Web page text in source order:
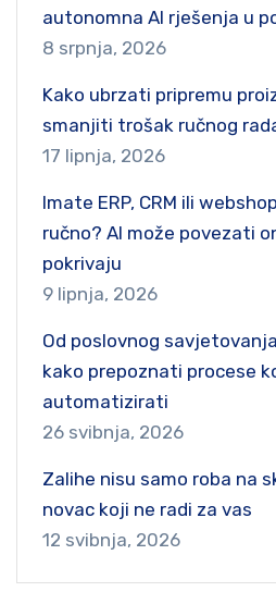
autonomna AI rješenja u
8 srpnja, 2026
Kako ubrzati pripremu
smanjiti trošak ručnog
17 lipnja, 2026
Imate ERP, CRM ili
ručno? AI može povezati
pokrivaju
9 lipnja, 2026
Od poslovnog
kako prepoznati procese
automatizirati
26 svibnja, 2026
Zalihe nisu samo roba na
novac koji ne radi za vas
12 svibnja, 2026